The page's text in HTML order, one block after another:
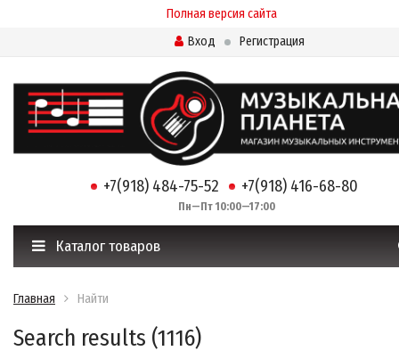
Полная версия сайта
Вход
Регистрация
+7(918) 484-75-52 +7(918) 416-68-80
Пн—Пт 10:00—17:00
Каталог товаров
Главная Найти
Search results (1116)